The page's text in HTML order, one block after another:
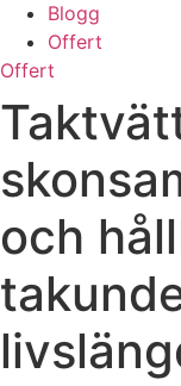
Blogg
Offert
Offert
och